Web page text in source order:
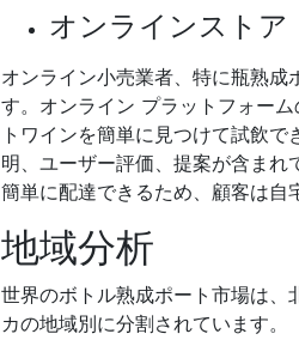
オンラインストア
オンライン小売業者、特に瓶熟
す。オンライン プラットフォー
トワインを簡単に見つけて試飲
明、ユーザー評価、提案が含ま
簡単に配達できるため、顧客は自
地域分析
世界のボトル熟成ポート市場は、
カの地域別に分割されています。